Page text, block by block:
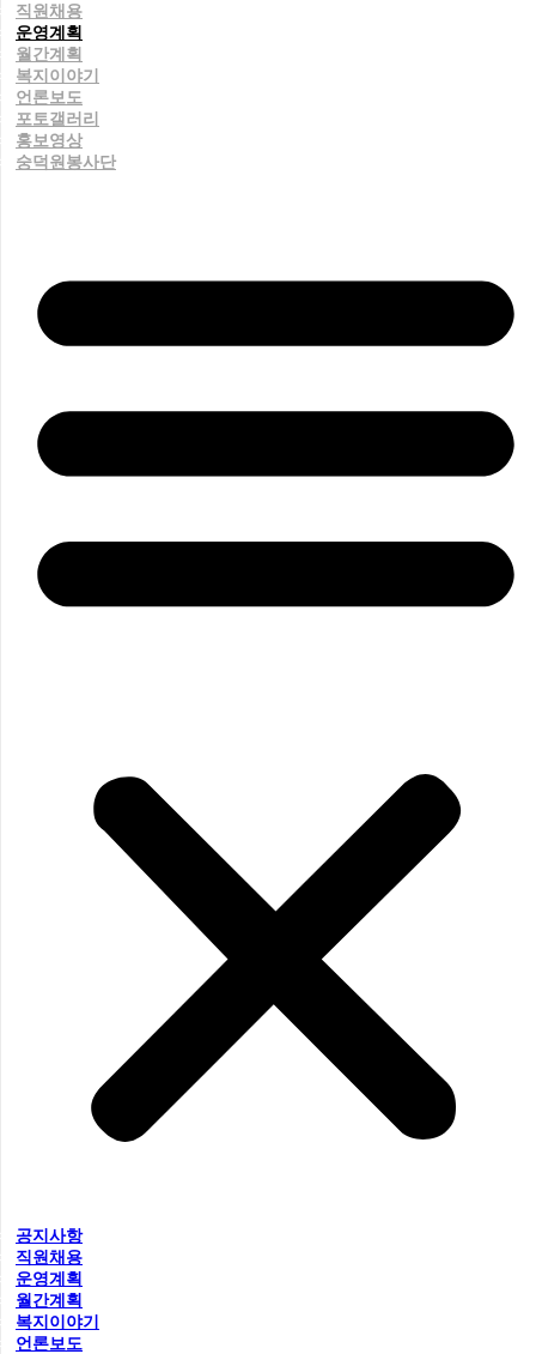
직원채용
운영계획
월간계획
복지이야기
언론보도
포토갤러리
홍보영상
숭덕원봉사단
공지사항
직원채용
운영계획
월간계획
복지이야기
언론보도